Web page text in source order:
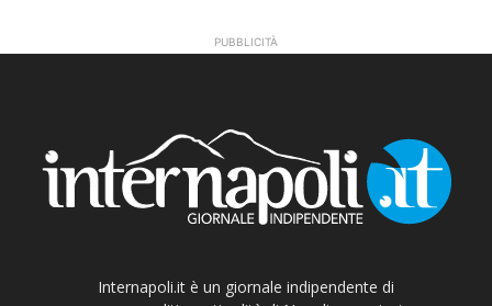
PUBBLICITÀ
Internapoli.it è un giornale indipendente di